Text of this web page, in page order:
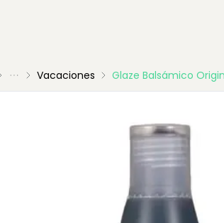
Vacaciones Glaze Balsámico